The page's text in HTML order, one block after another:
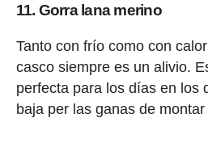
11. Gorra lana merino
Tanto con frío como con
casco siempre es un alivio.
perfecta para los días en los
baja per las ganas de